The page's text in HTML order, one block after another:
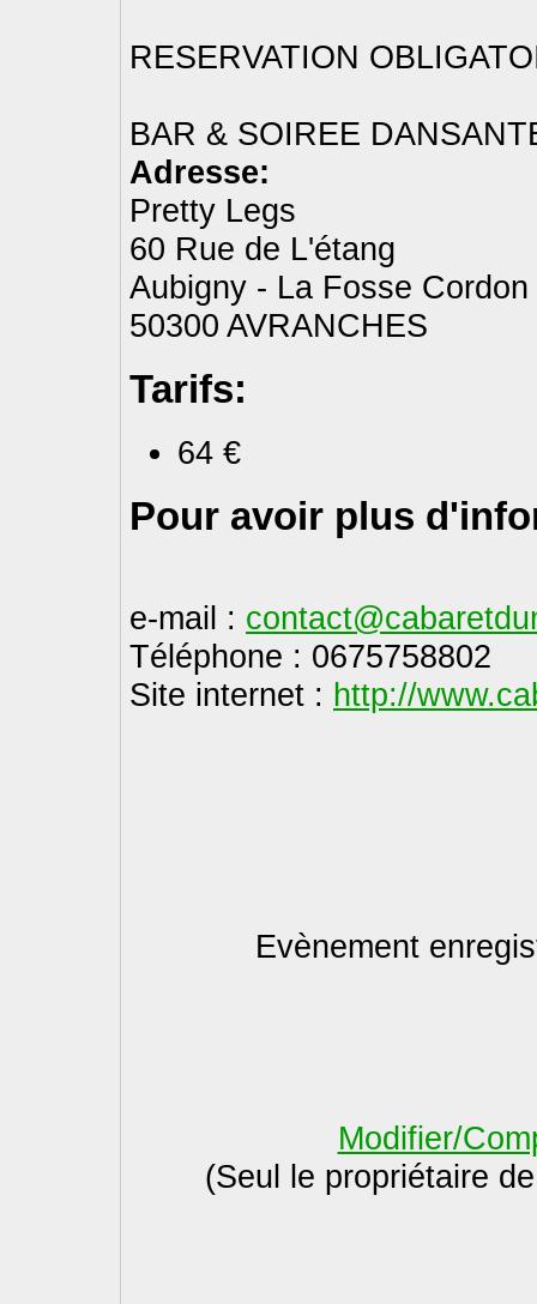
RESERVATION
BAR & SOIREE
Adresse:
Pretty Legs
60 Rue de L'étang
Aubigny - La Fosse
50300 AVRANCHES
Tarifs:
64 €
Pour avoir plus
e-mail :
Téléphone : 0675758802
Site internet : http://
Evènement
Modifier/
(Seul le propriétaire